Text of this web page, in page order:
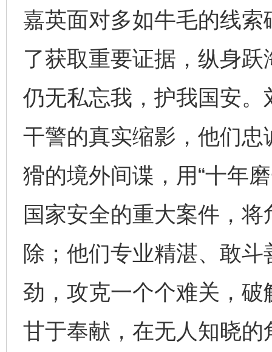
嘉英面对多如牛毛的线
了获取重要证据，纵身
仍无私忘我，护我国安
干警的真实缩影，他们
猾的境外间谍，用“十年
国家安全的重大案件，将
除；他们专业精湛、敢斗
劲，攻克一个个难关，
甘于奉献，在无人知晓